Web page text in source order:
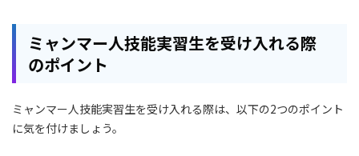
ミャンマー人技能実習生を受け入れる際
のポイント
ミャンマー人技能実習生を受け入れる際は、以下の2つのポイント
に気を付けましょう。